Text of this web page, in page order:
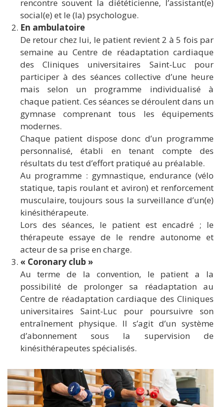
rencontre souvent la diététicienne, l’assistant(e)
social(e) et le (la) psychologue.
En ambulatoire
De retour chez lui, le patient revient 2 à 5 fois par
semaine au Centre de réadaptation cardiaque
des Cliniques universitaires Saint-Luc pour
participer à des séances collective d’une heure
mais selon un programme individualisé à
chaque patient. Ces séances se déroulent dans un
gymnase comprenant tous les équipements
modernes.
Chaque patient dispose donc d’un programme
personnalisé, établi en tenant compte des
résultats du test d’effort pratiqué au préalable.
Au programme : gymnastique, endurance (vélo
statique, tapis roulant et aviron) et renforcement
musculaire, toujours sous la surveillance d’un(e)
kinésithérapeute.
Lors des séances, le patient est encadré ; le
thérapeute essaye de le rendre autonome et
acteur de sa prise en charge.
« Coronary club »
Au terme de la convention, le patient a la
possibilité de prolonger sa réadaptation au
Centre de réadaptation cardiaque des Cliniques
universitaires Saint-Luc pour poursuivre son
entraînement physique. Il s’agit d’un système
d’abonnement sous la supervision de
kinésithérapeutes spécialisés.